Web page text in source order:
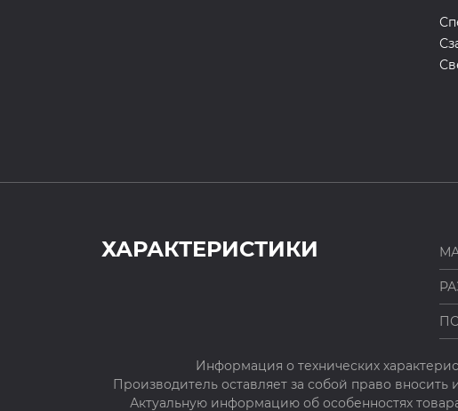
ХАРАКТЕРИСТИКИ
Информация о технических
Производитель оставляет за собой право
Актуальную информацию об особенностях